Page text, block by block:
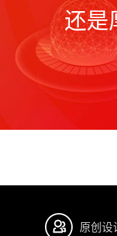
还是
原创设